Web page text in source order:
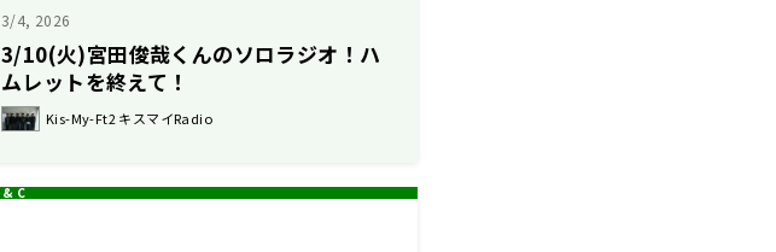
3/4, 2026
3/10(火)宮田俊哉くんのソロラジオ！ハ
ムレットを終えて！
Kis-My-Ft2 キスマイRadio